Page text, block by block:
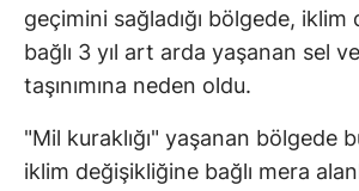
geçimini sağladığı bölgede, iklim
bağlı 3 yıl art arda yaşanan sel
taşınımına neden oldu.
"Mil kuraklığı" yaşanan bölgede
iklim değişikliğine bağlı mera